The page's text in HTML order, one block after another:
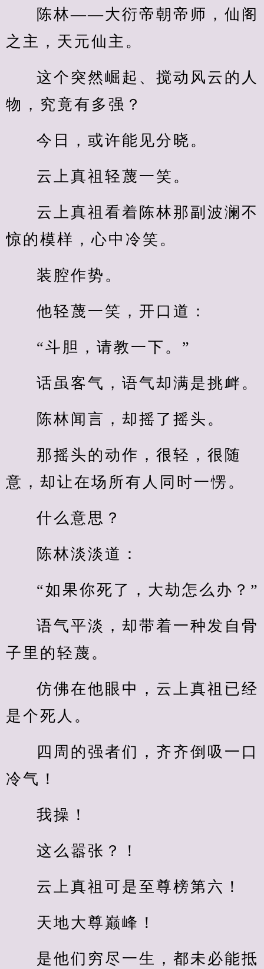
陈林——大衍帝朝帝师，仙阁
之主，天元仙主。
这个突然崛起、搅动风云的人
物，究竟有多强？
今日，或许能见分晓。
云上真祖轻蔑一笑。
云上真祖看着陈林那副波澜不
惊的模样，心中冷笑。
装腔作势。
他轻蔑一笑，开口道：
“斗胆，请教一下。”
话虽客气，语气却满是挑衅。
陈林闻言，却摇了摇头。
那摇头的动作，很轻，很随
意，却让在场所有人同时一愣。
什么意思？
陈林淡淡道：
“如果你死了，大劫怎么办？”
语气平淡，却带着一种发自骨
子里的轻蔑。
仿佛在他眼中，云上真祖已经
是个死人。
四周的强者们，齐齐倒吸一口
冷气！
我操！
这么嚣张？！
云上真祖可是至尊榜第六！
天地大尊巅峰！
是他们穷尽一生，都未必能抵